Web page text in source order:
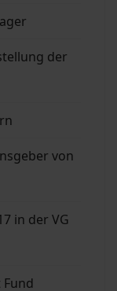
der
von
in der VG